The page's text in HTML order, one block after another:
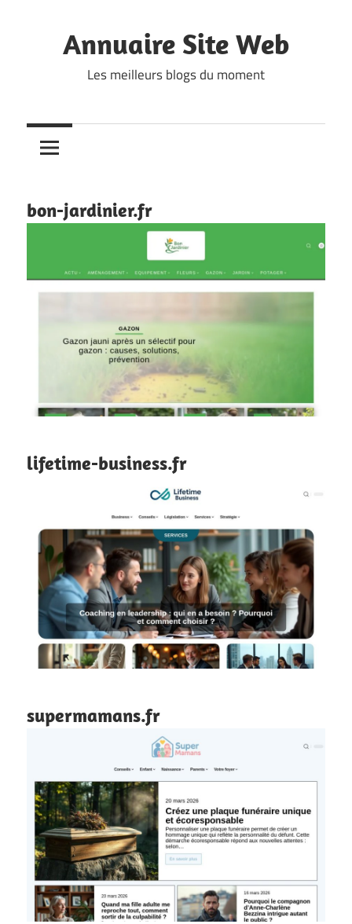
contentAnnuaire Site Web
Les meilleurs blogs du moment
bon-jardinier.fr
lifetime-business.fr
supermamans.fr